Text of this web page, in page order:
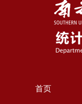
首页